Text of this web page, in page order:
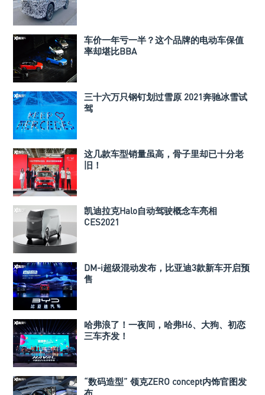
车价一年亏一半？这个品牌的电动车保值
率却堪比BBA
三十六万只钢钉划过雪原 2021奔驰冰雪试
驾
这几款车型销量虽高，骨子里却已十分老
旧！
凯迪拉克Halo自动驾驶概念车亮相
CES2021
DM-i超级混动发布，比亚迪3款新车开启预
售
哈弗浪了！一夜间，哈弗H6、大狗、初恋
三车齐发！
“数码造型” 领克ZERO concept内饰官图发
布